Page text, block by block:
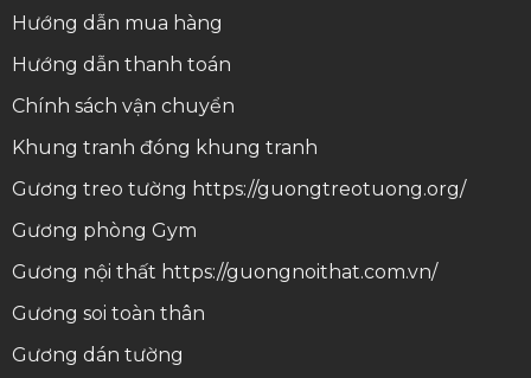
Hướng dẫn mua hàng
Hướng dẫn thanh toán
Chính sách vận chuyển
Khung tranh đóng khung tranh
Gương treo tường https://guongtreotuong.org/
Gương phòng Gym
Gương nội thất https://guongnoithat.com.vn/
Gương soi toàn thân
Gương dán tường